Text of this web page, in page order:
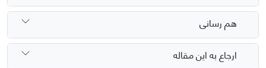
هم رسانی
ارجاع به این مقاله